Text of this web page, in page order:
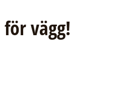
vägg!